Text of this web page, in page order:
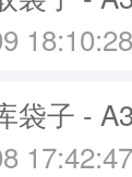
18:10:28
袋子 -
17:42:47